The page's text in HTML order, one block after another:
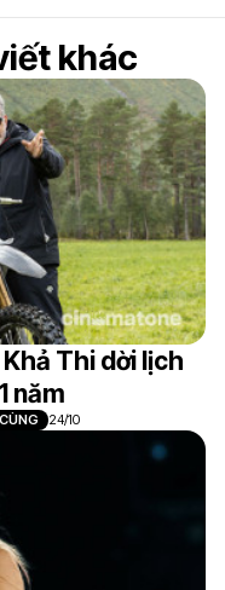
khác
Thi dời lịch
năm
24/10